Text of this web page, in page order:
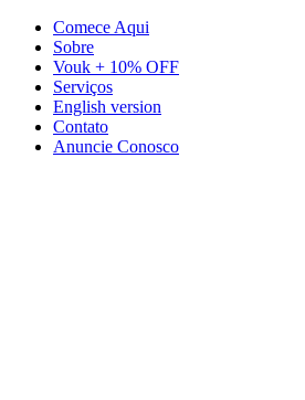
Comece Aqui
Sobre
Vouk + 10% OFF
Serviços
English version
Contato
Anuncie Conosco